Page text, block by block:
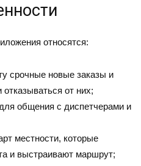
относятся:
срочные новые заказы и
от них;
общения с диспетчерами и
местности, которые
и выстраивают маршрут;